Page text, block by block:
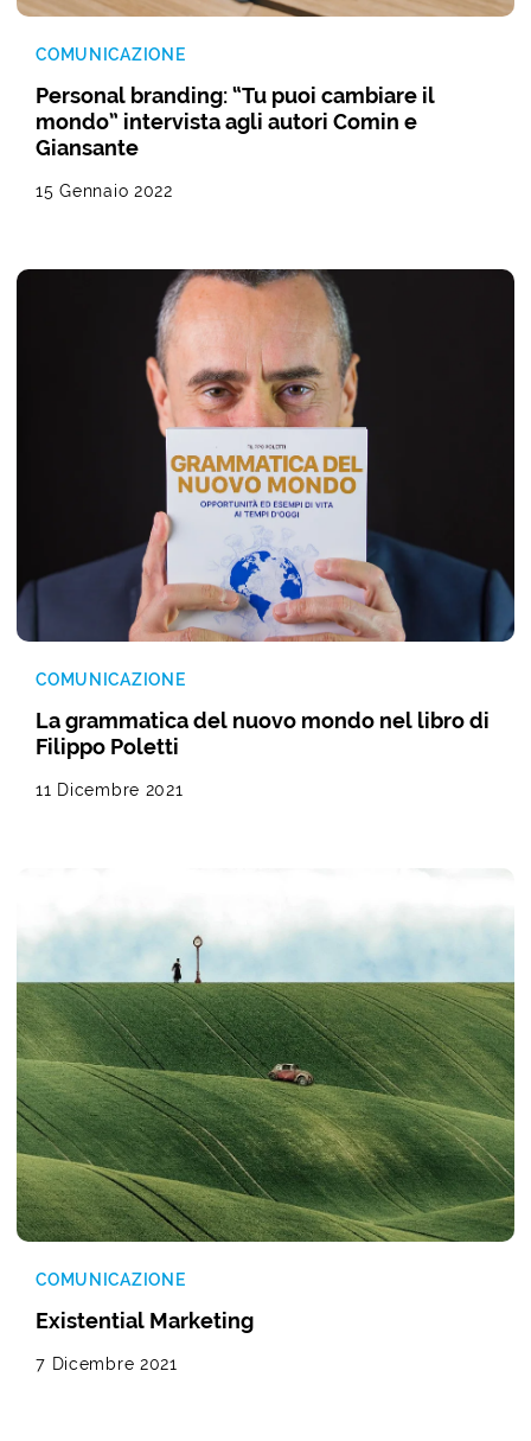
COMUNICAZIONE
Personal branding: “Tu puoi cambiare il
mondo” intervista agli autori Comin e
Giansante
15 Gennaio 2022
COMUNICAZIONE
La grammatica del nuovo mondo nel libro di
Filippo Poletti
11 Dicembre 2021
COMUNICAZIONE
Existential Marketing
7 Dicembre 2021